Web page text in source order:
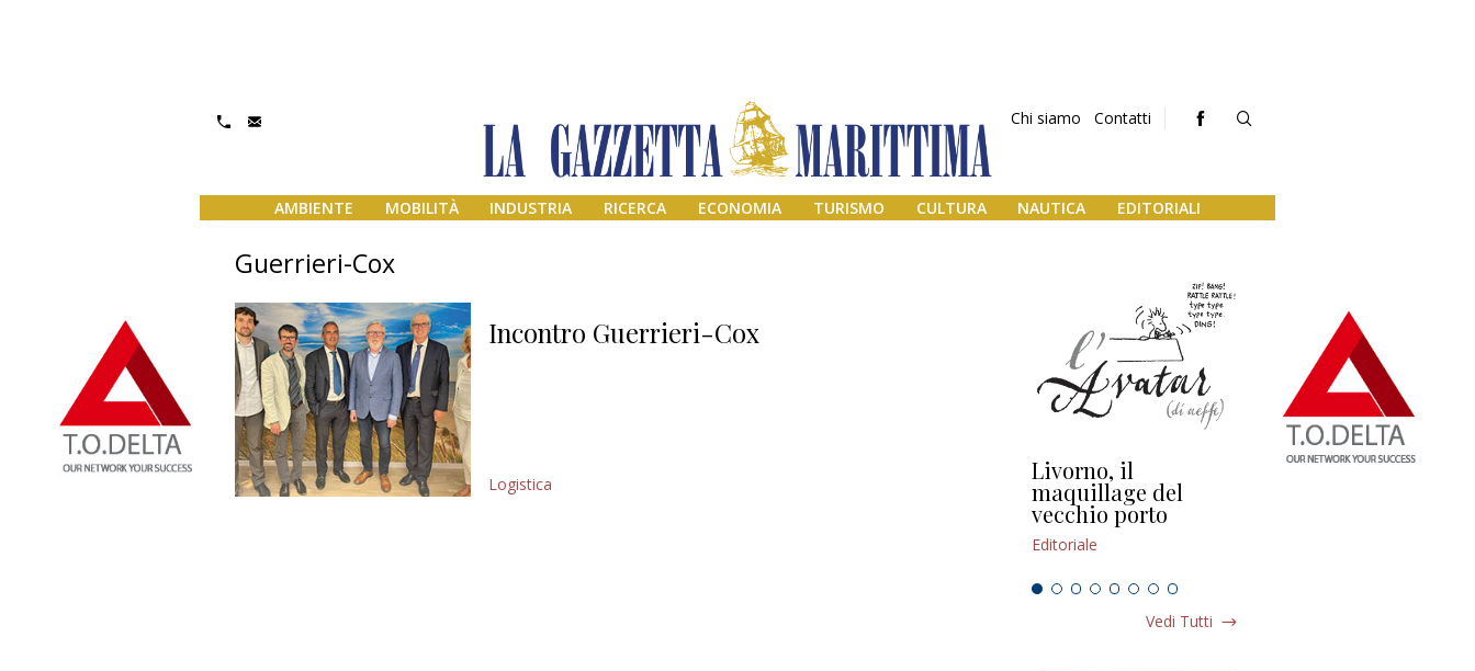
Chi siamo Contatti
AMBIENTE MOBILITÀ INDUSTRIA RICERCA ECONOMIA TURISMO CULTURA NAUTICA EDITORIALI
Guerrieri-Cox
Incontro Guerrieri-Cox
Logistica Livorno, il
maquillage del
vecchio porto
Editoriale
L’uscita di scena di
Vedi Tutti